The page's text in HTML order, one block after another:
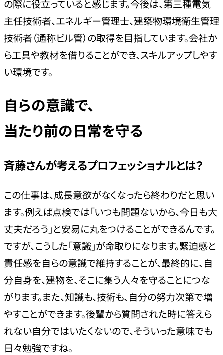
の際に役立っていると感じます。今後は、第三種電気
主任技術者、エネルギー管理士、建築物環境衛生管理
技術者（通称ビル管）の取得を目指しています。会社か
ら工具や教材を借りることができ、スキルアップしやす
い環境です。
自らの意識で、
当たり前の日常を守る
斉藤さんが考えるプロフェッショナルとは？
この仕事は、成長意欲がなくなったら終わりだと思い
ます。例えば点検では「いつも問題ないから、今日も大
丈夫だろう」と安易に丸をつけることができるんです。
ですが、こうした「意識」が命取りになります。緊迫感と
責任感を自らの意識で維持することが、最終的に、自
分自身を、建物を、そこに集う人々を守ることにつな
がります。また、知識も、技術も、自分の努力次第で増
やすことができます。後輩から質問された時に答えら
れない自分ではいたくないので、そういった意味でも
日々勉強ですね。